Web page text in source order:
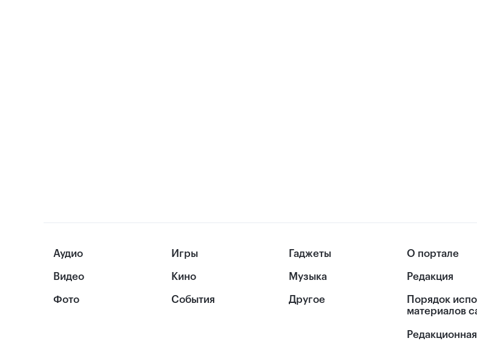
Аудио
Видео
Фото
Игры
Кино
События
Гаджеты
Музыка
Другое
О портале
Редакция
Порядок
материалов